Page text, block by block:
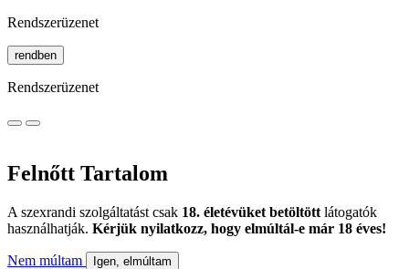
Rendszerüzenet
rendben
Rendszerüzenet
Felnőtt Tartalom
A szexrandi szolgáltatást csak 18. életévüket betöltött látogatók
használhatják. Kérjük nyilatkozz, hogy elmúltál-e már 18 éves!
Nem múltam Igen, elmúltam